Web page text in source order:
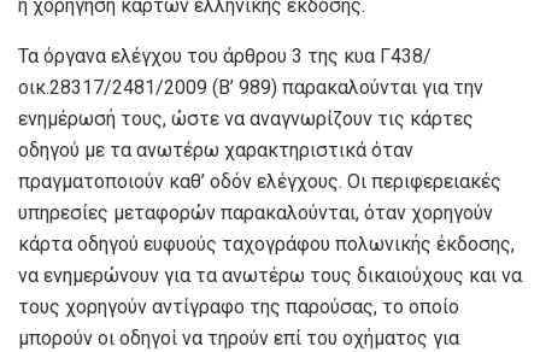
η χορήγηση καρτών ελληνικής έκδοσης.
Τα όργανα ελέγχου του άρθρου 3 της κυα Γ438/
οικ.28317/2481/2009 (Β’ 989) παρακαλούνται για την
ενημέρωσή τους, ώστε να αναγνωρίζουν τις κάρτες
οδηγού με τα ανωτέρω χαρακτηριστικά όταν
πραγματοποιούν καθ’ οδόν ελέγχους. Οι περιφερειακές
υπηρεσίες μεταφορών παρακαλούνται, όταν χορηγούν
κάρτα οδηγού ευφυούς ταχογράφου πολωνικής έκδοσης,
να ενημερώνουν για τα ανωτέρω τους δικαιούχους και να
τους χορηγούν αντίγραφο της παρούσας, το οποίο
μπορούν οι οδηγοί να τηρούν επί του οχήματος για